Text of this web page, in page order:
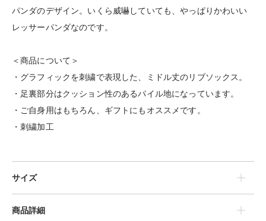
パンダのデザイン。いくら威嚇していても、やっぱりかわいい
レッサーパンダなのです。
＜商品について＞
・グラフィックを刺繍で表現した、ミドル丈のリブソックス。
・足裏部分はクッション性のあるパイル地になっています。
・ご自身用はもちろん、ギフトにもオススメです。
・刺繍加工
サイズ
商品詳細